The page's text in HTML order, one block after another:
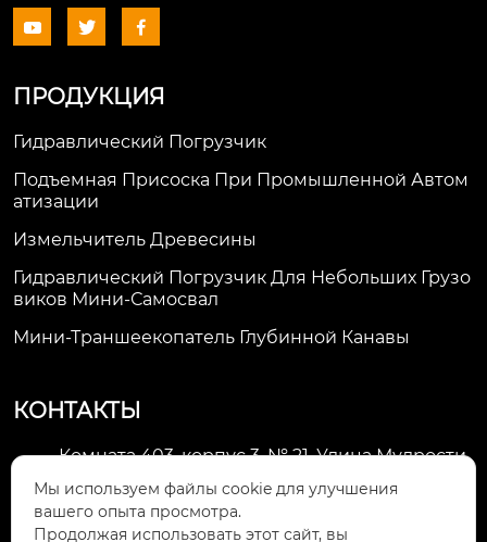
  
ПРОДУКЦИЯ
Гидравлический Погрузчик
Подъемная Присоска При Промышленной Автом
Атизации
Измельчитель Древесины
Гидравлический Погрузчик Для Небольших Грузо
Виков Мини-Самосвал
Мини-Траншеекопатель Глубинной Канавы
КОНТАКТЫ
Комната 403, корпус 3, № 21, Улица Мудрости,
Зона экономического развития Хуэйшань,
город Уси
Мы используем файлы cookie для улучшения
вашего опыта просмотра.
Продолжая использовать этот сайт, вы